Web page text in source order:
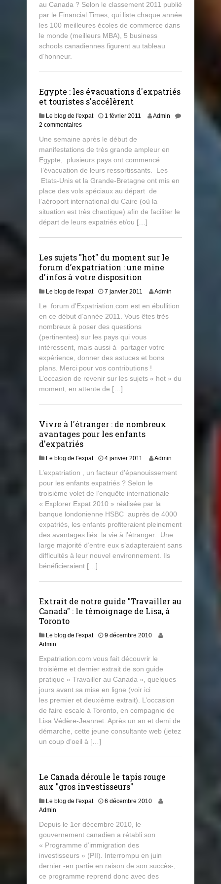
au Canada ? Selon le classement 2011 publié
par le Financial Times, qui liste chaque année
les 100 meilleures écoles de commerce dans
le monde (meilleurs MBA), 5 business
schools canadiennes figurent au tableau
d’honneur.
Egypte : les évacuations d'expatriés
et touristes s'accélèrent
Le blog de l'expat 1 février 2011
Admin
2 commentaires
Une semaine après le début de
manifestations de très grande ampleur en
Egypte, plusieurs pays ont commencé
l’évacuation de leurs ressortissants. Les
Etats-Unis et la Grande-Bretagne ont mis en
place des vols spéciaux au départ de
l’aéroport international du Caire (où la
situation est très chaotique) afin de faciliter le
départ de leurs expatriés et/ou […]
Les sujets "hot" du moment sur le
forum d’expatriation : une mine
d'infos à votre disposition
Le blog de l'expat 7 janvier 2011
j
u
l
t
2
0
Admin
Le forum d’Expatriation.com est en ébullition
en ce début d’année 2011. Vous êtes très
nombreux à poser des questions
(pertinentes) sur les pays qui vous
intéressent, mais aussi à partager votre
expérience, donner des astuces et bons
plans. Merci pour vos contributions !
L’occasion de revenir sur les sujets « hot » du
moment, en attente de […]
Vivre à l'étranger : de nombreux
avantages pour les enfants
d'expatriés
Le blog de l'expat 4 janvier 2011 Admin
L’expatriation , un facteur d’épanouissement
pour les enfants expatriés ? Selon le
troisième volet de l’enquête internationale
« Explorer Expat 2010 » réalisée par la
banque londonienne HSBC auprès de 4000
expatriés, les enfants profiteraient pleinement
des avantages liés la vie à l’étranger. Une
large majorité d’entre eux s’adapteraient sans
difficultés à leur nouvel environnement. Ils
bénéficieraient […]
Extrait de notre guide "Travailler au
Canada" : le témoignage de Lisa, à
Toronto
Le blog de l'expat
9 décembre 2010
Admin
Expatriation.com vous fait découvrir le
troisième et dernier extrait de son guide
pratique « Travailler au Canada », quelques
jours avant sa mise en ligne (voir ici
les premier et deuxième extrait). L’occasion
de faire escale à Toronto, en compagnie de
Lisa Védère-Jeannet. Après un an et demi de
démarche, cette jeune consultante web (jetez
un coup d’oeil à […]
Le Canada déroule le tapis rouge
aux "gros investisseurs"
Le blog de l'expat
6 décembre 2010
Admin
Depuis le 1er décembre 2010, le
gouvernement canadien a rétabli son
« Programme d’immigration des
investisseurs » (PII). Interrompu en juin
dernier -en partie en raison de son succès-,
ce programme reprend donc avec des